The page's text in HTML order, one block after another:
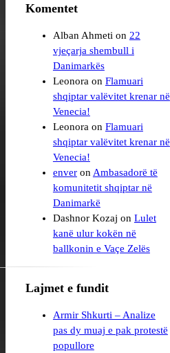
Komentet
Alban Ahmetion 22
vjeçarja shembull i
Danimarkës‏
Leonoraon Flamuari
shqiptar valëvitet krenar në
Venecia!
Leonoraon Flamuari
shqiptar valëvitet krenar në
Venecia!
enveronAmbasadorë të
komunitetit shqiptar në
Danimarkë
Dashnor Kozaj on Lulet
kanë ulur kokën në
ballkonin e Vaçe Zelës‏
Lajmet e fundit
Armir Shkurti – Analize
pas dy muaj e pak protestë
popullore